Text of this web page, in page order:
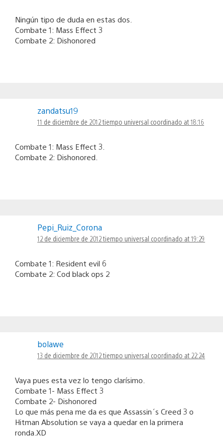
Ningún tipo de duda en estas dos.
Combate 1: Mass Effect 3
Combate 2: Dishonored
zandatsu19
11 de diciembre de 2012 tiempo universal coordinado at 18:16
Combate 1: Mass Effect 3.
Combate 2: Dishonored.
Pepi_Ruiz_Corona
12 de diciembre de 2012 tiempo universal coordinado at 19:29
Combate 1: Resident evil 6
Combate 2: Cod black ops 2
bolawe
13 de diciembre de 2012 tiempo universal coordinado at 22:24
Vaya pues esta vez lo tengo clarísimo.
Combate 1- Mass Effect 3
Combate 2- Dishonored
Lo que más pena me da es que Assassin´s Creed 3 o
Hitman Absolution se vaya a quedar en la primera
ronda.XD